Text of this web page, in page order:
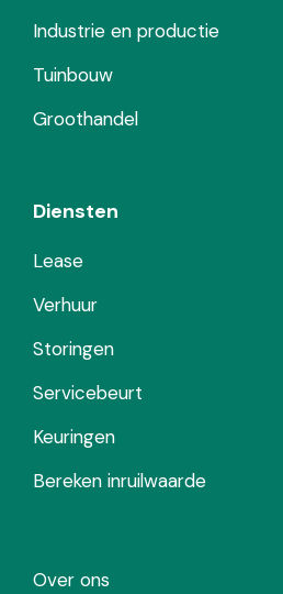
Industrie en productie
Tuinbouw
Groothandel
Diensten
Lease
Verhuur
Storingen
Servicebeurt
Keuringen
Bereken inruilwaarde
Over ons